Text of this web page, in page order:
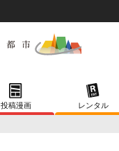
投稿漫画 レンタル